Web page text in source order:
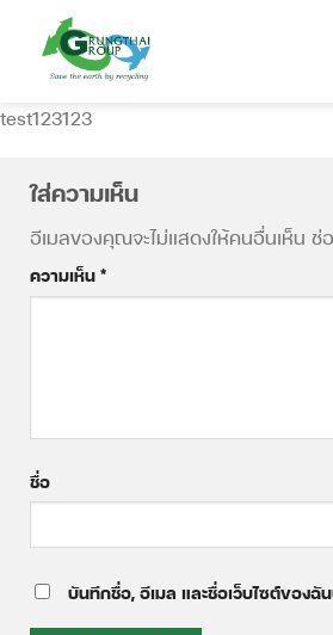
content
test123123
ใส่ความเห็น
อีเมลของคุณจะไม่แสดงให้คนอื่นเห็น ช่
ความเห็น *
ชื่อ
บันทึกชื่อ, อีเมล และชื่อเว็บไซต์ของฉั